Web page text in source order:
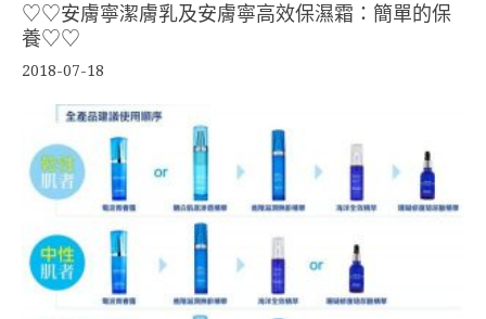
♡♡安膚寧潔膚乳及安膚寧高效保濕霜：簡單的保
養♡♡
2018-07-18